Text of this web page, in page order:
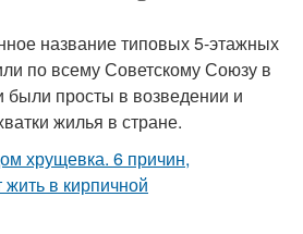
название типовых 5-этажных
по всему Советскому Союзу в
были просты в возведении и
жилья в стране.